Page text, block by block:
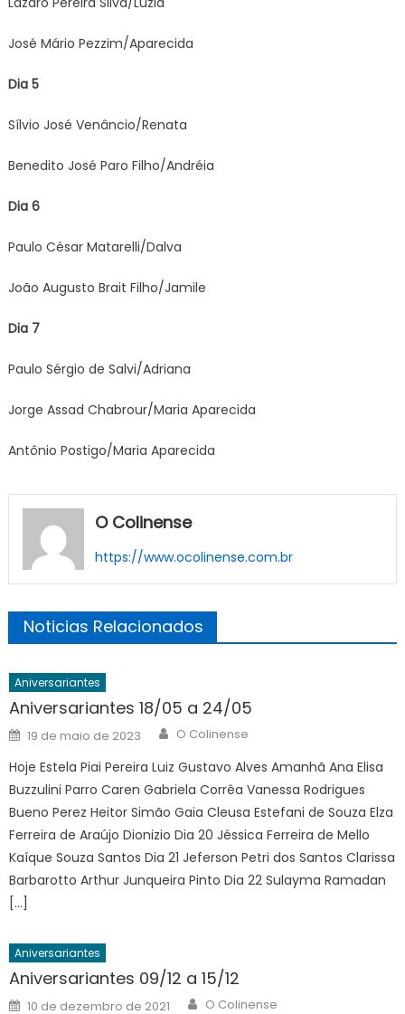
José Mário Pezzim/Aparecida
Dia 5
Sílvio José Venâncio/Renata
Benedito José Paro Filho/Andréia
Dia 6
Paulo César Matarelli/Dalva
João Augusto Brait Filho/Jamile
Dia 7
Paulo Sérgio de Salvi/Adriana
Jorge Assad Chabrour/Maria Aparecida
Antônio Postigo/Maria Aparecida
O Colinense
https://www.ocolinense.com.br
Noticias Relacionados
Aniversariantes
Aniversariantes 18/05 a 24/05
Posted
on
19 de maio de 2023 Author
O Colinense
Hoje Estela Piai Pereira Luiz Gustavo Alves Amanhã Ana Elisa
Buzzulini Parro Caren Gabriela Corrêa Vanessa Rodrigues
Bueno Perez Heitor Simão Gaia Cleusa Estefani de Souza Elza
Ferreira de Araújo Dionizio Dia 20 Jéssica Ferreira de Mello
Kaíque Souza Santos Dia 21 Jeferson Petri dos Santos Clarissa
Barbarotto Arthur Junqueira Pinto Dia 22 Sulayma Ramadan
[…]
Aniversariantes
Aniversariantes 09/12 a 15/12
Posted
10 de dezembro de 2021 Author
O Colinense